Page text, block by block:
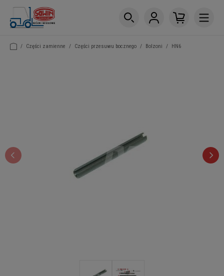
/ Części zamienne / Części przesuwu bocznego / Bolzoni / HN6